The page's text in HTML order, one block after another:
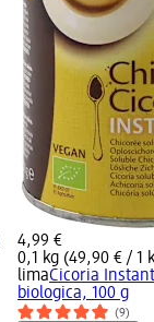
4,99 €
0,1 kg (49,90 € / 1
limaCicoria
biologica, 100 g
(9)